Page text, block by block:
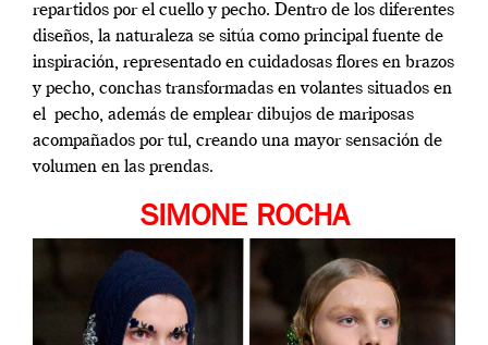
repartidos por el cuello y pecho. Dentro de los diferentes
diseños, la naturaleza se sitúa como principal fuente de
inspiración, representado en cuidadosas flores en brazos
y pecho, conchas transformadas en volantes situados en
el pecho, además de emplear dibujos de mariposas
acompañados por tul, creando una mayor sensación de
volumen en las prendas.
SIMONE ROCHA